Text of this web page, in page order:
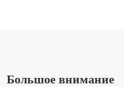
Большое внимание